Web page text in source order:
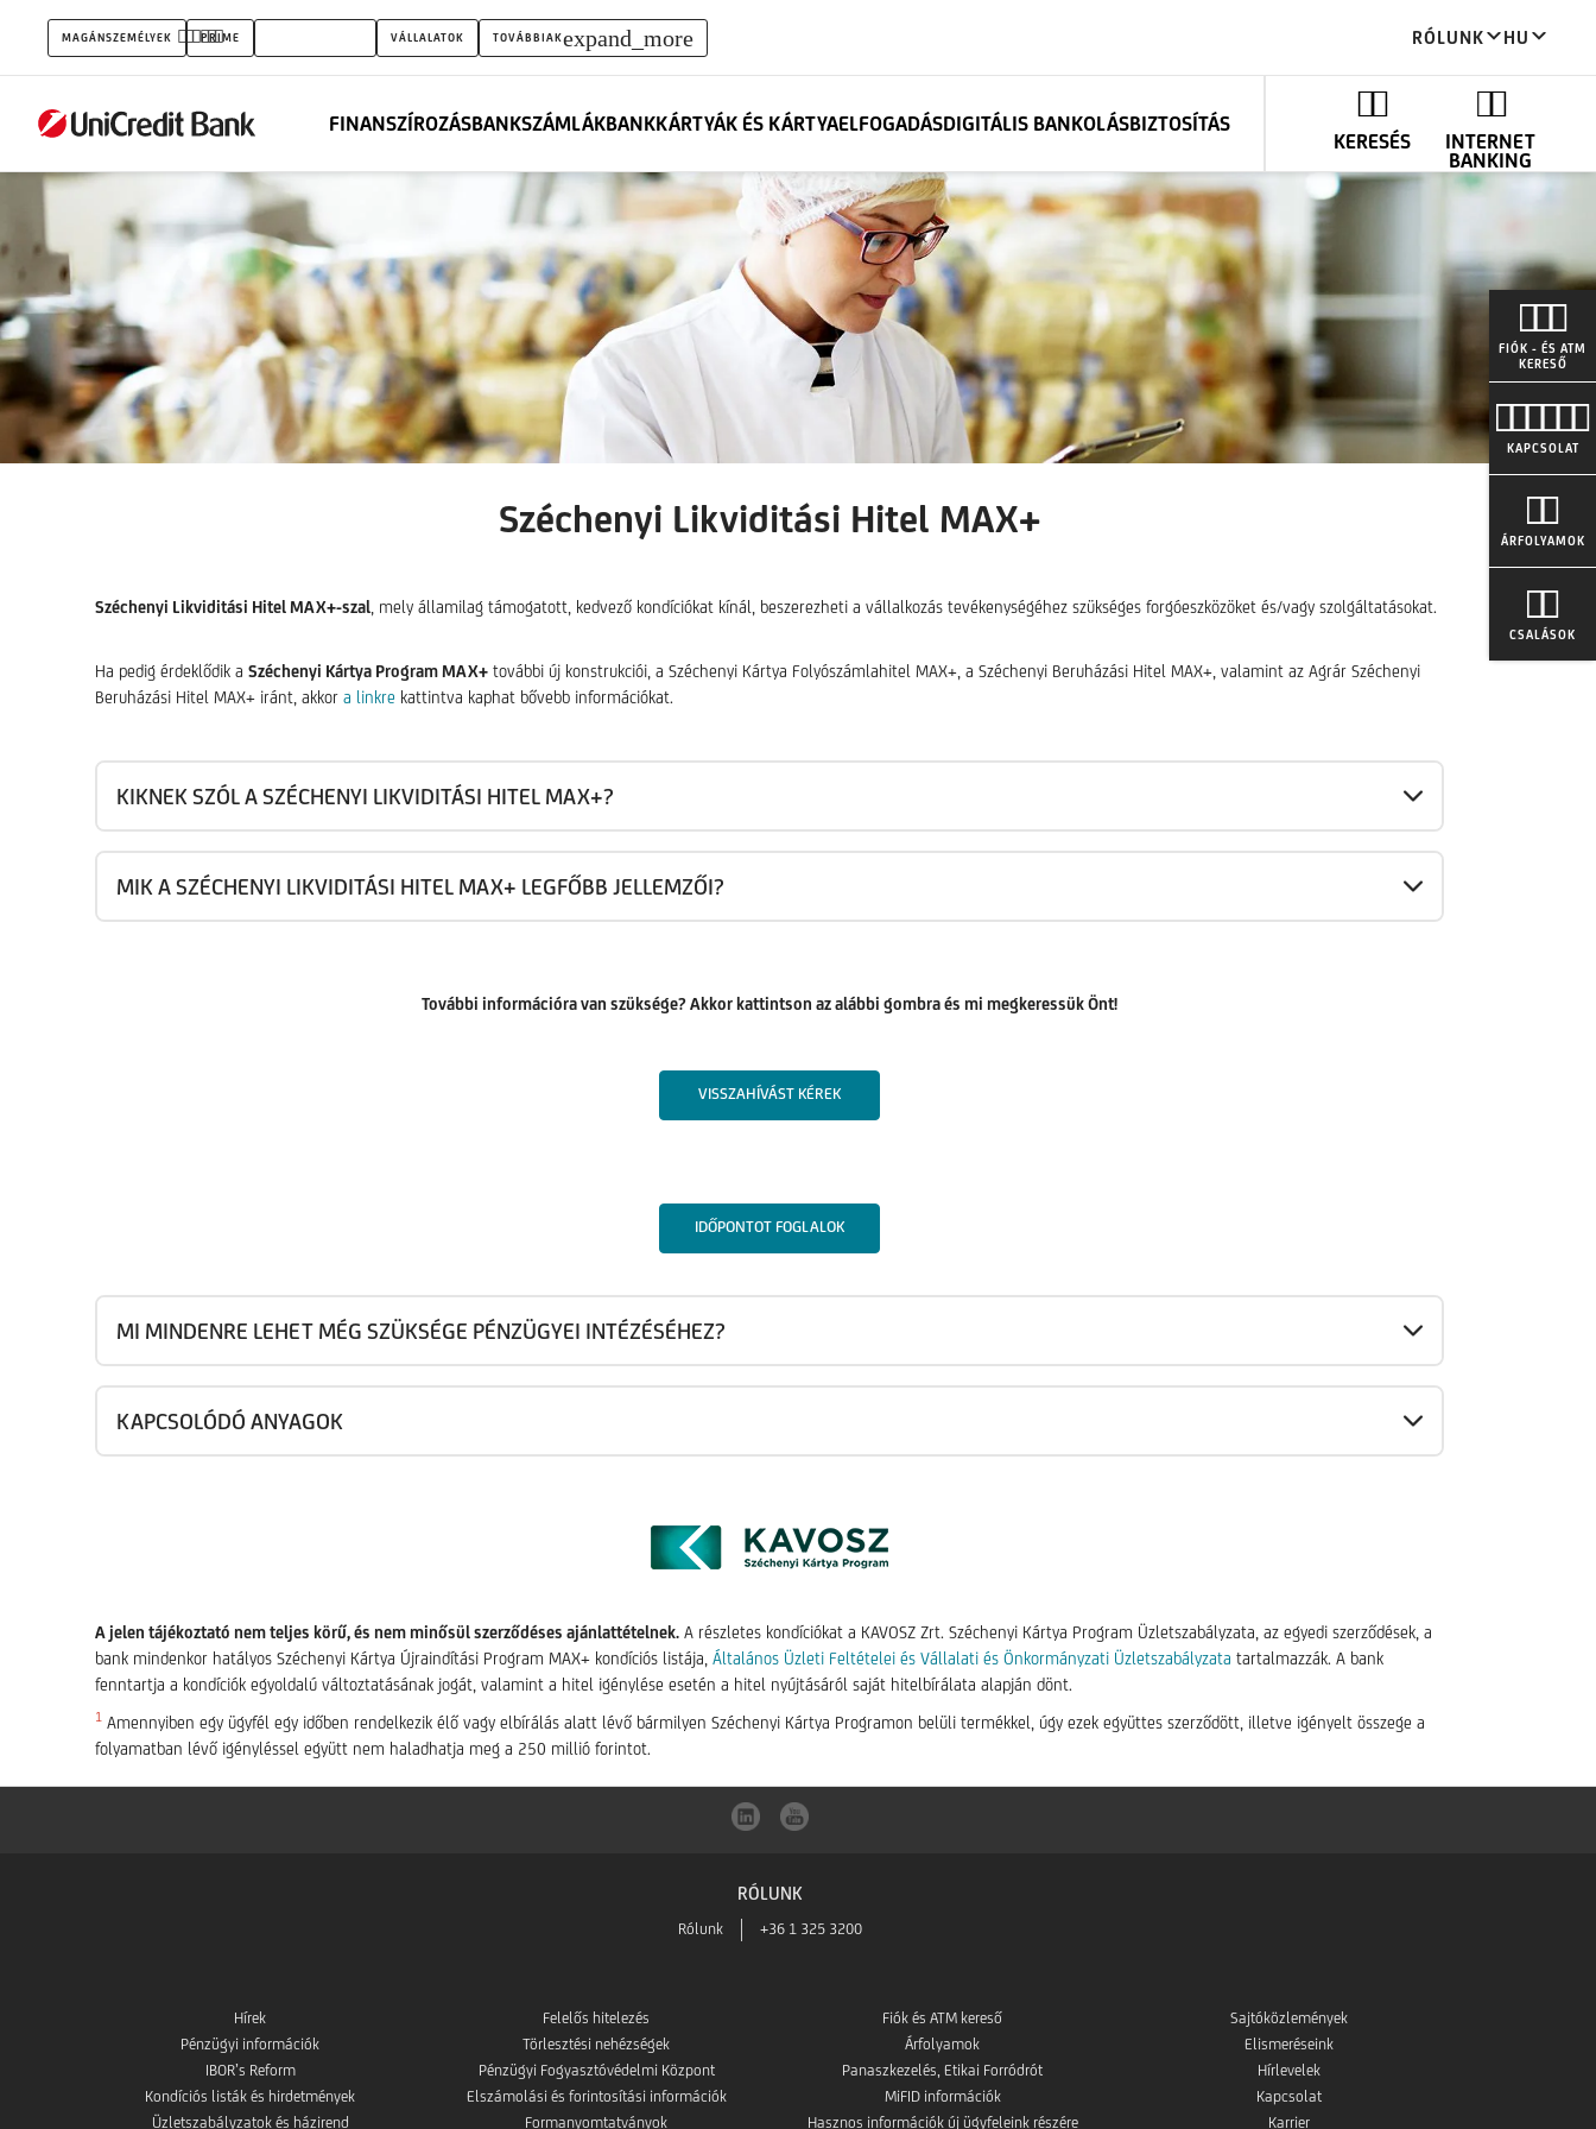
Széchenyi
Likviditási
Hitel
MAX
MAGÁNSZEMÉLYEK PRIME VÁLLALATOK TOVÁBBIAKexpand_more RÓLUNK HU
FINANSZÍROZÁSBANKSZÁMLÁKBANKKÁRTYÁK ÉS KÁRTYAELFOGADÁSDIGITÁLIS BANKOLÁSBIZTOSÍTÁS
KERESÉS
INTERNET
BANKING
FIÓK - ÉS ATM
KERESŐ
KAPCSOLAT
ÁRFOLYAMOK
CSALÁSOK
Széchenyi Likviditási Hitel MAX+
Széchenyi Likviditási Hitel MAX+-szal , mely államilag támogatott, kedvező kondíciókat kínál, beszerezheti a vállalkozás tevékenységéhez szükséges forgóeszközöket és/vagy szolgáltatásokat.
Ha pedig érdeklődik a Széchenyi Kártya Program MAX+ további új konstrukciói, a Széchenyi Kártya Folyószámlahitel MAX+, a Széchenyi Beruházási Hitel MAX+, valamint az Agrár Széchenyi
Beruházási Hitel MAX+ iránt, akkor a linkre kattintva kaphat bővebb információkat.
KIKNEK SZÓL A SZÉCHENYI LIKVIDITÁSI HITEL MAX+?
MIK A SZÉCHENYI LIKVIDITÁSI HITEL MAX+ LEGFŐBB JELLEMZŐI?
További információra van szüksége? Akkor kattintson az alábbi gombra és mi megkeressük Önt!
VISSZAHÍVÁST KÉREK
IDŐPONTOT FOGLALOK
MI MINDENRE LEHET MÉG SZÜKSÉGE PÉNZÜGYEI INTÉZÉSÉHEZ?
KAPCSOLÓDÓ ANYAGOK
A jelen tájékoztató nem teljes körű, és nem minősül szerződéses ajánlattételnek. A részletes kondíciókat a KAVOSZ Zrt. Széchenyi Kártya Program Üzletszabályzata, az egyedi szerződések, a
bank mindenkor hatályos Széchenyi Kártya Újraindítási Program MAX+ kondíciós listája, Általános Üzleti Feltételei és Vállalati és Önkormányzati Üzletszabályzata tartalmazzák. A bank
fenntartja a kondíciók egyoldalú változtatásának jogát, valamint a hitel igénylése esetén a hitel nyújtásáról saját hitelbírálata alapján dönt.
1 Amennyiben egy ügyfél egy időben rendelkezik élő vagy elbírálás alatt lévő bármilyen Széchenyi Kártya Programon belüli termékkel, úgy ezek együttes szerződött, illetve igényelt összege a
folyamatban lévő igényléssel együtt nem haladhatja meg a 250 millió forintot.
RÓLUNK
Rólunk +36 1 325 3200
Hírek
Pénzügyi információk
IBOR’s Reform
Kondíciós listák és hirdetmények
Üzletszabályzatok és házirend
Felelős hitelezés
Törlesztési nehézségek
Pénzügyi Fogyasztóvédelmi Központ
Elszámolási és forintosítási információk
Formanyomtatványok
Fiók és ATM kereső
Árfolyamok
Panaszkezelés, Etikai Forródrót
MiFID információk
Hasznos információk új ügyfeleink részére
Sajtóközlemények
Elismeréseink
Hírlevelek
Kapcsolat
Karrier